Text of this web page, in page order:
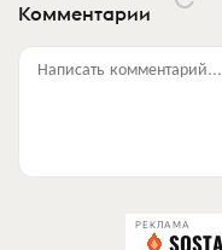
Комментарии
Написать комментарий...
РЕКЛАМА